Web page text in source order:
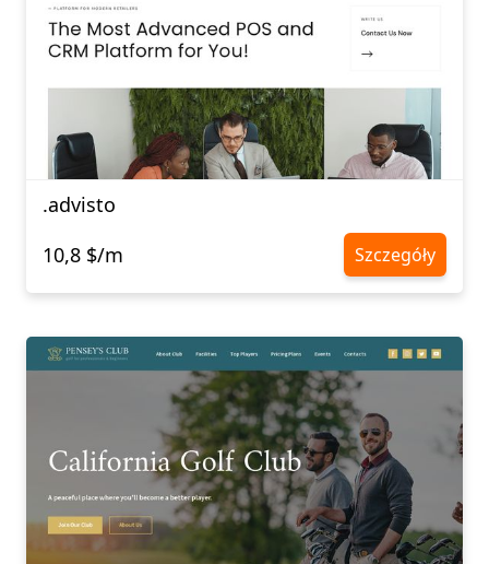
.advisto
10,8 $/m
Szczegóły